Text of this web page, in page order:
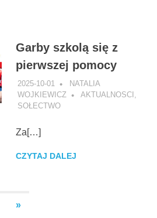
Garby szkolą się z
pierwszej pomocy
2025-10-01
NATALIA
WOJKIEWICZ
AKTUALNOSCI
SOŁECTWO
Za[…]
CZYTAJ DALEJ
NEXT
»